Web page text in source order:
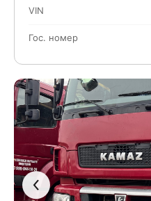
VIN
Гос. номер